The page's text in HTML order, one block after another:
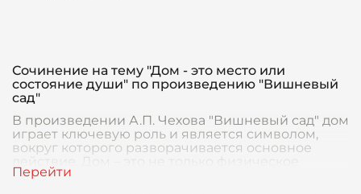
Сочинение на тему "Дом - это место или
состояние души" по произведению "Вишневый
сад"
В произведении А.П. Чехова "Вишневый сад" дом
играет ключевую роль и является символом,
вокруг которого разворачивается основное
действие. Дом – это не только физическое
пространст